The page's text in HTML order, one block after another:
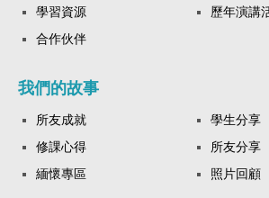
學習資源
歷年演講
合作伙伴
我們的故事
所友成就
學生分享
修課心得
所友分享
緬懷專區
照片回顧